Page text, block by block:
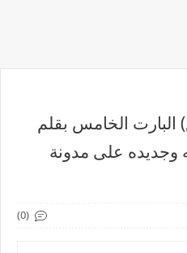
البارت الخامس بقلم
وجديده على مدونة
(0)